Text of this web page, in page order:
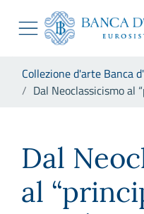
Skip to Main Content
Vai al sito istituzionale
Vai al menu di
Vai alla ricerca
Vai al footer
Collezione d'arte Banca
Dal Neoclassicismo al
Dal
al